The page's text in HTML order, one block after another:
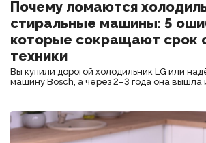
Почему ломаются
стиральные машины: 5
которые сокращают срок
техники
Вы купили дорогой холодильник LG или
машину Bosch, а через 2–3 года она вышла
**типичных ошибках при эксплуатации**.